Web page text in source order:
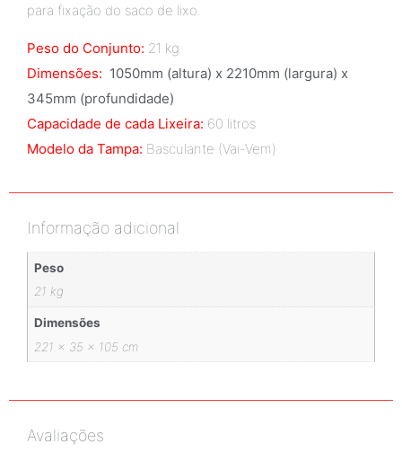
para fixação do saco de lixo.
Peso do Conjunto: 21 kg
Dimensões: 1050mm (altura) x 2210mm (largura) x
345mm (profundidade)
Capacidade de cada Lixeira: 60 litros
Modelo da Tampa: Basculante (Vai-Vem)
Informação adicional
Peso
21 kg
Dimensões
221 × 35 × 105 cm
Avaliações